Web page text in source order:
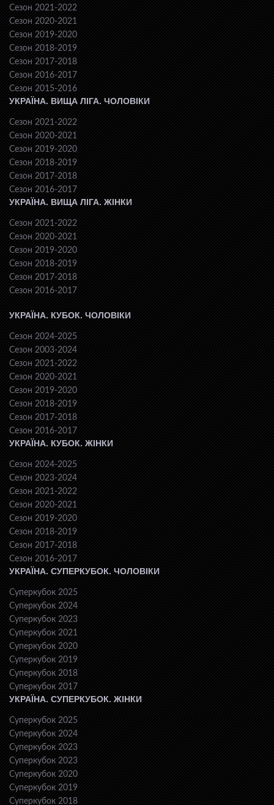
Сезон 2021-2022
Сезон 2020-2021
Сезон 2019-2020
Сезон 2018-2019
Сезон 2017-2018
Сезон 2016-2017
Сезон 2015-2016
УКРАЇНА. ВИЩА ЛІГА. ЧОЛОВІКИ
Сезон 2021-2022
Сезон 2020-2021
Сезон 2019-2020
Сезон 2018-2019
Сезон 2017-2018
Сезон 2016-2017
УКРАЇНА. ВИЩА ЛІГА. ЖІНКИ
Сезон 2021-2022
Сезон 2020-2021
Сезон 2019-2020
Сезон 2018-2019
Сезон 2017-2018
Сезон 2016-2017
УКРАЇНА. КУБОК. ЧОЛОВІКИ
Сезон 2024-2025
Сезон 2003-2024
Сезон 2021-2022
Сезон 2020-2021
Сезон 2019-2020
Сезон 2018-2019
Сезон 2017-2018
Сезон 2016-2017
УКРАЇНА. КУБОК. ЖІНКИ
Сезон 2024-2025
Сезон 2023-2024
Сезон 2021-2022
Сезон 2020-2021
Сезон 2019-2020
Сезон 2018-2019
Сезон 2017-2018
Сезон 2016-2017
УКРАЇНА. СУПЕРКУБОК. ЧОЛОВІКИ
Суперкубок 2025
Суперкубок 2024
Суперкубок 2023
Суперкубок 2021
Суперкубок 2020
Суперкубок 2019
Суперкубок 2018
Суперкубок 2017
УКРАЇНА. СУПЕРКУБОК. ЖІНКИ
Суперкубок 2025
Суперкубок 2024
Суперкубок 2023
Суперкубок 2023
Суперкубок 2020
Суперкубок 2019
Суперкубок 2018